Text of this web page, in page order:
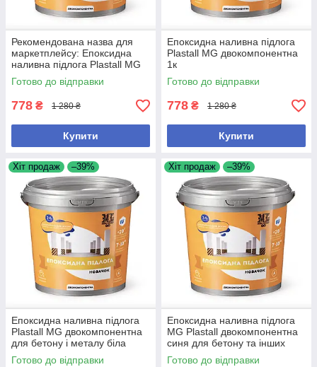
Рекомендована назва для
маркетплейсу: Епоксидна
наливна підлога Plastall MG
двокомпонентна для бетону
сіра Чому саме так: -
Готово до відправки
778 ₴ 1 280 ₴
Купити
Епоксидна наливна підлога
Plastall MG двокомпонентна
1к
Готово до відправки
778 ₴ 1 280 ₴
Купити
Хіт продаж –39%
Епоксидна наливна підлога
Plastall MG двокомпонентна
для бетону і металу біла
Готово до відправки
Хіт продаж –39%
Епоксидна наливна підлога
MG Plastall двокомпонентна
синя для бетону та інших
основ
Готово до відправки